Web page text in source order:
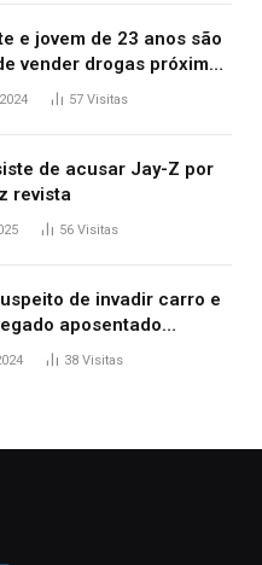
e jovem de 23 anos são
vender drogas próximo
e escola, diz polícia
57 Visitas
de acusar Jay-Z por
revista
56 Visitas
de invadir carro e
aposentado
no trânsito
38 Visitas